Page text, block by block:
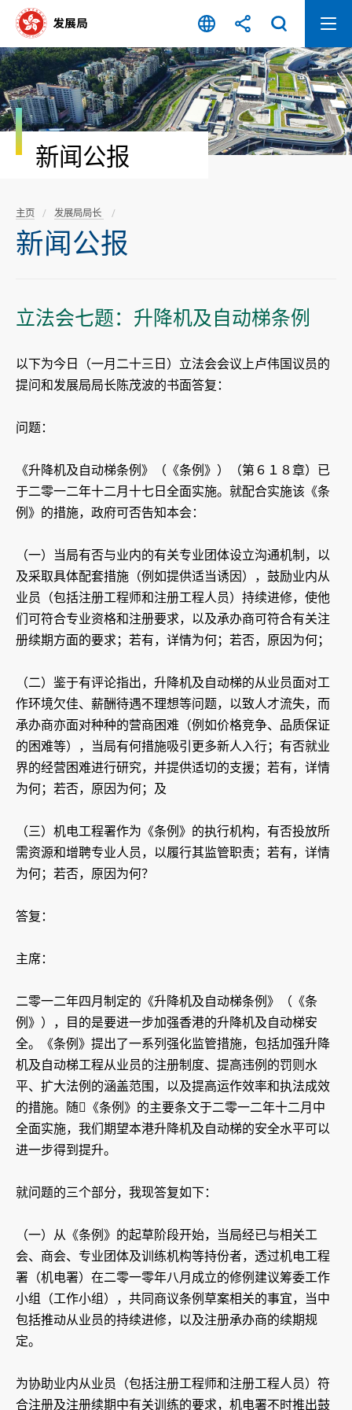
容
开
始
新闻公报
主页 发展局局长
新闻公报
立法会七题：升降机及自动梯条例
以下为今日（一月二十三日）立法会会议上卢伟国议员的
提问和发展局局长陈茂波的书面答复：
问题：
《升降机及自动梯条例》（《条例》）（第６１８章）已
于二零一二年十二月十七日全面实施。就配合实施该《条
例》的措施，政府可否告知本会：
（一）当局有否与业内的有关专业团体设立沟通机制，以
及采取具体配套措施（例如提供适当诱因），鼓励业内从
业员（包括注册工程师和注册工程人员）持续进修，使他
们可符合专业资格和注册要求，以及承办商可符合有关注
册续期方面的要求；若有，详情为何；若否，原因为何；
（二）鉴于有评论指出，升降机及自动梯的从业员面对工
作环境欠佳、薪酬待遇不理想等问题，以致人才流失，而
承办商亦面对种种的营商困难（例如价格竞争、品质保证
的困难等），当局有何措施吸引更多新人入行；有否就业
界的经营困难进行研究，并提供适切的支援；若有，详情
为何；若否，原因为何；及
（三）机电工程署作为《条例》的执行机构，有否投放所
需资源和增聘专业人员，以履行其监管职责；若有，详情
为何；若否，原因为何？
答复：
主席：
二零一二年四月制定的《升降机及自动梯条例》（《条
例》），目的是要进一步加强香港的升降机及自动梯安
全。《条例》提出了一系列强化监管措施，包括加强升降
机及自动梯工程从业员的注册制度、提高违例的罚则水
平、扩大法例的涵盖范围，以及提高运作效率和执法成效
的措施。随《条例》的主要条文于二零一二年十二月中
全面实施，我们期望本港升降机及自动梯的安全水平可以
进一步得到提升。
就问题的三个部分，我现答复如下：
（一）从《条例》的起草阶段开始，当局经已与相关工
会、商会、专业团体及训练机构等持份者，透过机电工程
署（机电署）在二零一零年八月成立的修例建议筹委工作
小组（工作小组），共同商议条例草案相关的事宜，当中
包括推动从业员的持续进修，以及注册承办商的续期规
定。
为协助业内从业员（包括注册工程师和注册工程人员）符
合注册及注册续期中有关训练的要求，机电署不时推出鼓